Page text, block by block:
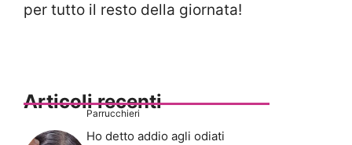
per tutto il resto della giornata!
Articoli recenti
Parrucchieri
Ho detto addio agli odiati